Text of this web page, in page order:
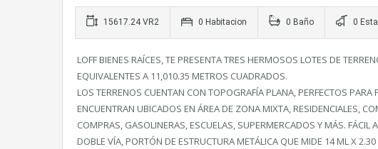
15617.24 VR2 0 Habitacion 0 Baño 0
LOFF BIENES RAÍCES, TE PRESENTA TRES HERMOSOS LOTES DE
EQUIVALENTES A 11,010.35 METROS CUADRADOS.
LOS TERRENOS CUENTAN CON TOPOGRAFÍA PLANA, PERFECTOS
ENCUENTRAN UBICADOS EN ÁREA DE ZONA MIXTA, RESIDENCIALES,
COMPRAS, GASOLINERAS, ESCUELAS, SUPERMERCADOS Y MÁS.
DOBLE VÍA, PORTÓN DE ESTRUCTURA METÁLICA QUE MIDE 14 ML X